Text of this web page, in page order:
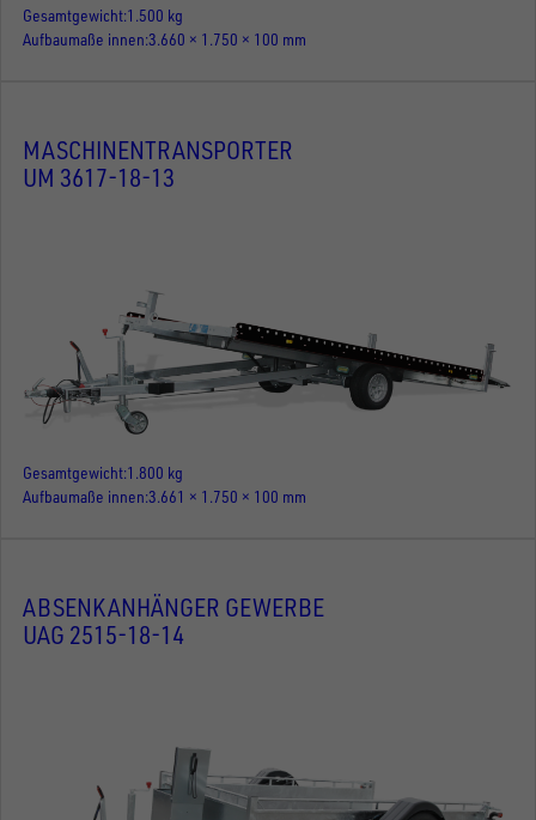
Gesamtgewicht 1.500 kg
Aufbaumaße innen 3.660 × 1.750 × 100 mm
MASCHINENTRANSPORTER
UM 3617-18-13
Gesamtgewicht 1.800 kg
Aufbaumaße innen 3.661 × 1.750 × 100 mm
ABSENKANHÄNGER GEWERBE
UAG 2515-18-14